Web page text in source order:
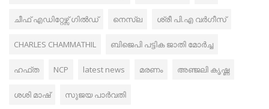
ചീഫ് എഡിറ്റേഴ്സ് ഗില്‍ഡ് നെസ്‌ല ശ്രീ പി.എ വർഗീസ്
CHARLES CHAMMATHIL ബിജെപി പട്ടിക ജാതി മോർച്ച
ഹഫ്ത NCP latest news മരണം അഞ്ജലി കൃഷ്ണ
ശശി മാഷ് സുജയ പാർവതി